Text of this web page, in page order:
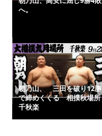
へ。
朝乃山、 三田を破り12勝
で締めくくる 相撲秋場所
千秋楽